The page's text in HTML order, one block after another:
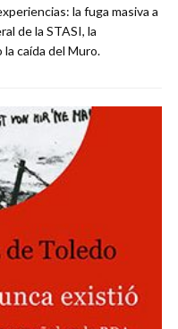
la fuga masiva a
de la STASI, la
caída del Muro.